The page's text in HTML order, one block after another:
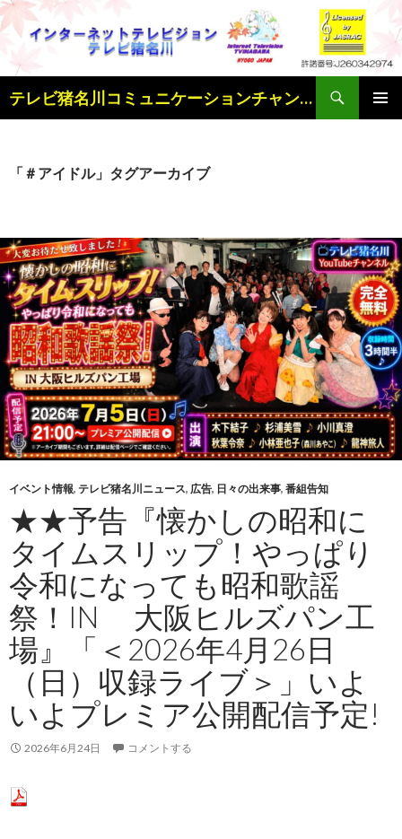
テレビ猪名川コミュニケーションチャンネル
索
ン
キ
ッ
プ
「＃アイドル」タグアーカイブ
イベント情報, テレビ猪名川ニュース, 広告, 日々の出来事, 番組告知
★★予告『懐かしの昭和に
タイムスリップ！やっぱり
令和になっても昭和歌謡
祭！IN 大阪ヒルズパン工
場』「＜2026年4月26日
（日）収録ライブ＞」いよ
いよプレミア公開配信予定!
2026年6月24日 コメントする